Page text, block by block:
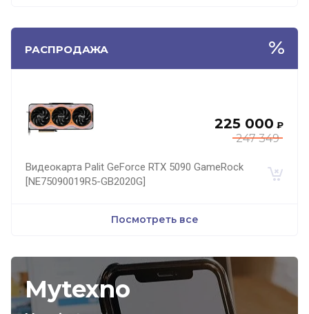
РАСПРОДАЖА
247 349
225 000 ₽
Видеокарта Palit GeForce RTX 5090 GameRock
[NE75090019R5-GB2020G]
Посмотреть все
Mytexno